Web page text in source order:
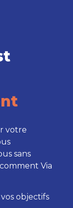
votre
sans
Via
objectifs